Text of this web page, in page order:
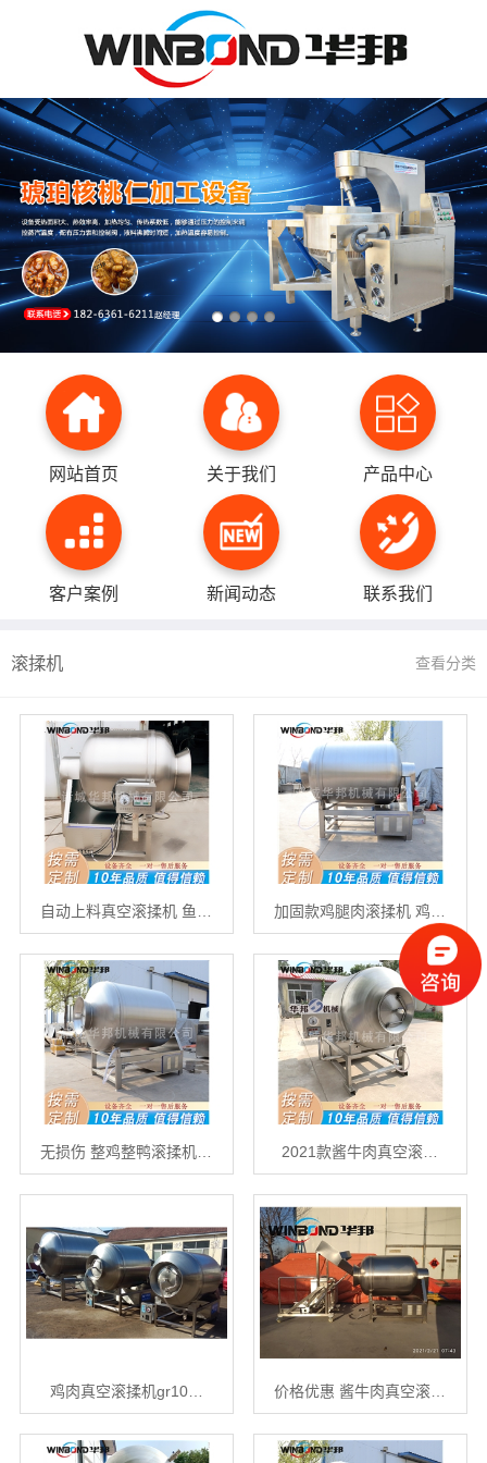
网站首页 关于我们 产品中心
客户案例 新闻动态 联系我们
滚揉机 查看分类
自动上料真空滚揉机 鱼… 加固款鸡腿肉滚揉机 鸡…
无损伤 整鸡整鸭滚揉机… 2021款酱牛肉真空滚…
鸡肉真空滚揉机gr10… 价格优惠 酱牛肉真空滚…